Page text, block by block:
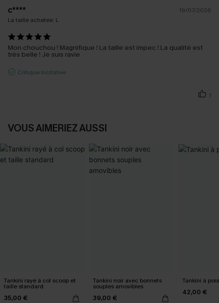
c****
19/07/2026
La taille achetée: L
Mon chouchou ! Magnifique ! La taille est impec ! La qualité est
très belle ! Je suis ravie
Critique Incitative
1
VOUS AIMERIEZ AUSSI
Tankini rayé à col scoop et
taille standard
35,00 €
Tankini noir avec bonnets
souples amovibles
39,00 €
Tankini à
42,00 €